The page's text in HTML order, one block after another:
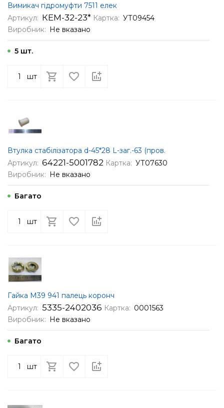
Вимикач гідромуфти 7511 елек
Артикул: КЕМ-32-23* Картка: УТ09454
Виробник: Не вказано
5 шт.
шт
Втулка стабілізатора d-45*28 L-заг.-63 (пров.
Артикул: 64221-5001782 Картка: УТ07630
Виробник: Не вказано
Багато
шт
Гайка М39 941 палець коронч
Артикул: 5335-2402036 Картка: 0001563
Виробник: Не вказано
Багато
шт